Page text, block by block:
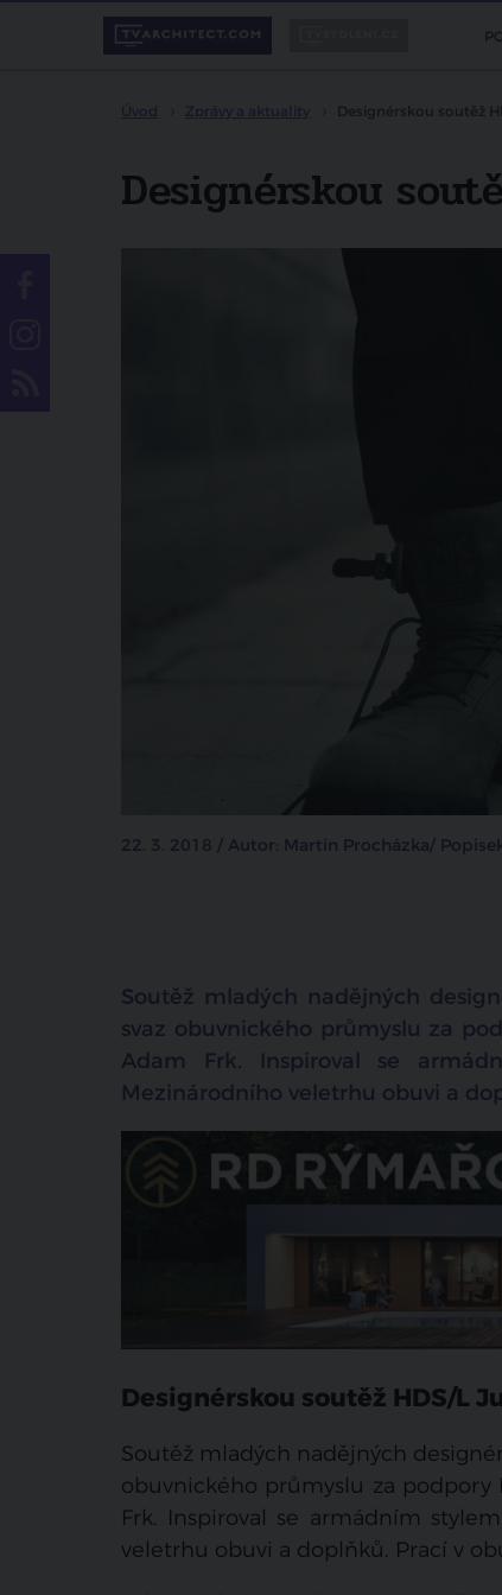
Designérskou soutěž
Designérskou
22. 3. 2018 / Autor: Martin Procházka/
Soutěž mladých nadějných
svaz obuvnického průmyslu za
Adam Frk. Inspiroval se
Mezinárodního veletrhu obuvi a
Designérskou soutěž HDS/L
Soutěž mladých nadějných
obuvnického průmyslu za podpory
Frk. Inspiroval se armádním
veletrhu obuvi a doplňků. Prací v